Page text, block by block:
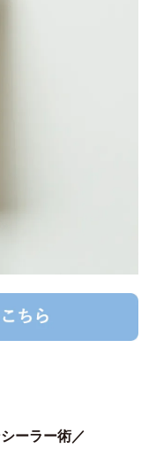
ーラー術／